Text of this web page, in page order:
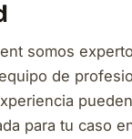
somos
de
para tu caso